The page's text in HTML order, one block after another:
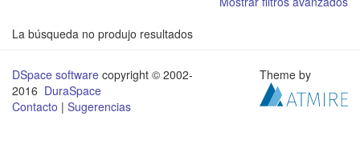
La búsqueda no produjo resultados
DSpace software copyright © 2002-
2016 DuraSpace
Contacto | Sugerencias
Theme by